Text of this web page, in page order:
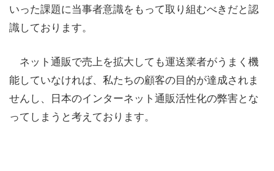
いった課題に当事者意識をもって取り組むべきだと認
識しております。
ネット通販で売上を拡大しても運送業者がうまく機
能していなければ、私たちの顧客の目的が達成されま
せんし、日本のインターネット通販活性化の弊害とな
ってしまうと考えております。